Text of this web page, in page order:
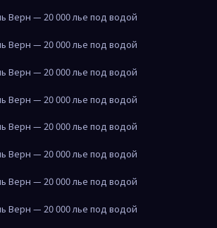
Верн — 20 000 лье под водой
Верн — 20 000 лье под водой
Верн — 20 000 лье под водой
Верн — 20 000 лье под водой
Верн — 20 000 лье под водой
Верн — 20 000 лье под водой
Верн — 20 000 лье под водой
Верн — 20 000 лье под водой